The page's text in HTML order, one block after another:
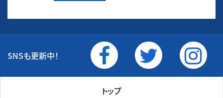
SNSも更新中！
トップ